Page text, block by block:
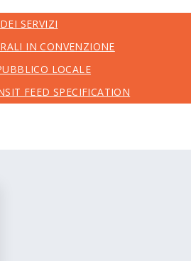
SERVIZI
IN CONVENZIONE
LOCALE
FEED SPECIFICATION